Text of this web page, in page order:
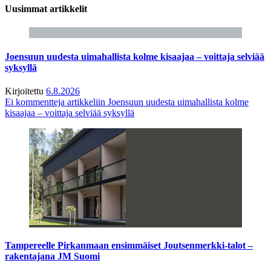
Uusimmat artikkelit
Joensuun uudesta uimahallista kolme kisaajaa – voittaja selviää
syksyllä
Kirjoitettu 6.8.2026
Ei kommentteja artikkeliin Joensuun uudesta uimahallista kolme
kisaajaa – voittaja selviää syksyllä
Tampereelle Pirkanmaan ensimmäiset Joutsenmerkki-talot –
rakentajana JM Suomi